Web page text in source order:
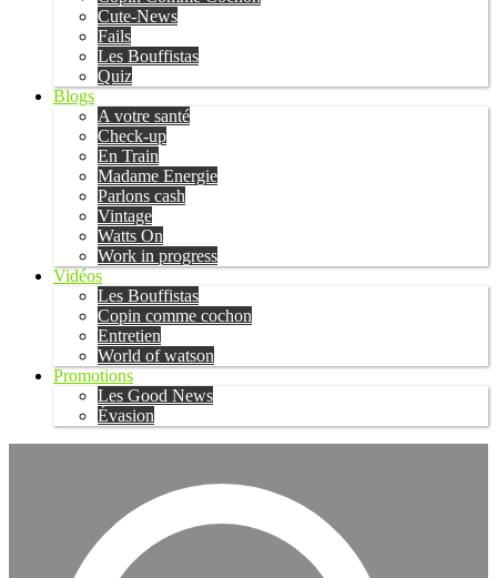
Cute-News
Fails
Les Bouffistas
Quiz
Blogs
A votre santé
Check-up
En Train
Madame Energie
Parlons cash
Vintage
Watts On
Work in progress
Vidéos
Les Bouffistas
Copin comme cochon
Entretien
World of watson
Promotions
Les Good News
Évasion